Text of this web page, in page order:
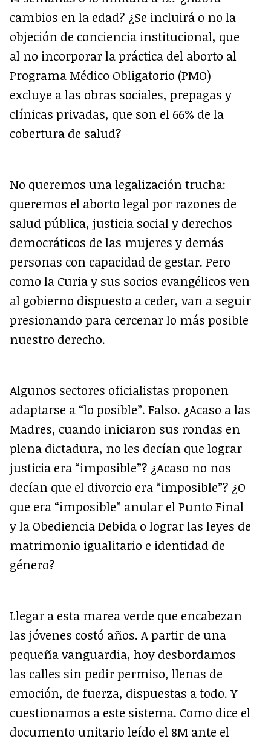
cambios en la edad? ¿Se incluirá o no la
objeción de conciencia institucional, que
al no incorporar la práctica del aborto al
Programa Médico Obligatorio (PMO)
excluye a las obras sociales, prepagas y
clínicas privadas, que son el 66% de la
cobertura de salud?
No queremos una legalización trucha:
queremos el aborto legal por razones de
salud pública, justicia social y derechos
democráticos de las mujeres y demás
personas con capacidad de gestar. Pero
como la Curia y sus socios evangélicos ven
al gobierno dispuesto a ceder, van a seguir
presionando para cercenar lo más posible
nuestro derecho.
Algunos sectores oficialistas proponen
adaptarse a “lo posible”. Falso. ¿Acaso a las
Madres, cuando iniciaron sus rondas en
plena dictadura, no les decían que lograr
justicia era “imposible”? ¿Acaso no nos
decían que el divorcio era “imposible”? ¿O
que era “imposible” anular el Punto Final
y la Obediencia Debida o lograr las leyes de
matrimonio igualitario e identidad de
género?
Llegar a esta marea verde que encabezan
las jóvenes costó años. A partir de una
pequeña vanguardia, hoy desbordamos
las calles sin pedir permiso, llenas de
emoción, de fuerza, dispuestas a todo. Y
cuestionamos a este sistema. Como dice el
documento unitario leído el 8M ante el